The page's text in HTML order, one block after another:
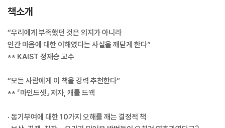
책소개
“우리에게 부족했던 것은 의지가 아니라
인간 마음에 대한 이해였다는 사실을 깨닫게 한다”
** KAIST 정재승 교수
“모든 사람에게 이 책을 강력 추천한다”
** 『마인드셋』 저자, 캐롤 드웩
· 동기부여에 대한 10가지 오해를 깨는 결정적 책